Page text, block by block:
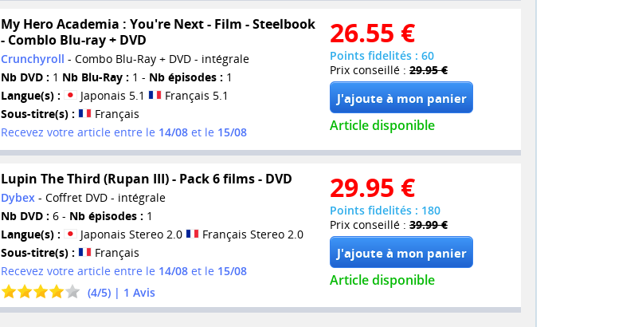
My Hero Academia : You're Next - Film - Steelbook
- Comblo Blu-ray + DVD
Crunchyroll - Combo Blu-Ray + DVD - intégrale
Nb DVD : 1 Nb Blu-Ray : 1 - Nb épisodes : 1
Langue(s) :
Japonais 5.1
Français 5.1
Sous-titre(s) :
Français
Recevez votre article entre le 14/08et le 15/08
26.55 €
Points fidelités : 60
Prix conseillé : 29.95 €
Article disponible
Lupin The Third (Rupan III) - Pack 6 films - DVD
Dybex- Coffret DVD - intégrale
Nb DVD : 6 - Nb épisodes : 1
Langue(s) :
Japonais Stereo 2.0
Français Stereo 2.0
Sous-titre(s) :
Français
Recevez votre article entre le 14/08et le 15/08
(4/5) | 1 Avis
29.95 €
Points fidelités : 180
Prix conseillé : 39.99 €
Article disponible